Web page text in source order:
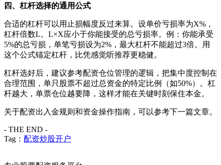
四、杠杆选择的通用公式
合适的杠杆可以用止损幅度反过来算。设单价亏损率为X%，
杠杆倍数L。L×X应小于你能接受的总亏损率。例：你能承受
5%的总亏损，单笔亏损设为2%，最大杠杆不能超过3倍。用
这个公式锚定杠杆，比凭感觉听推荐更稳健。
杠杆选好后，建议参考配资仓位管理的逻辑，把集中度控制在
合理范围，单只股票不超过总资金的特定比例（如50%）。杠
杆越大，单票仓位越要降，这样才能在关键时刻保住本金。
关于配资出入金规则和资金操作指南，可以参考下一篇文章。
- THE END -
Tag： 配资炒股开户